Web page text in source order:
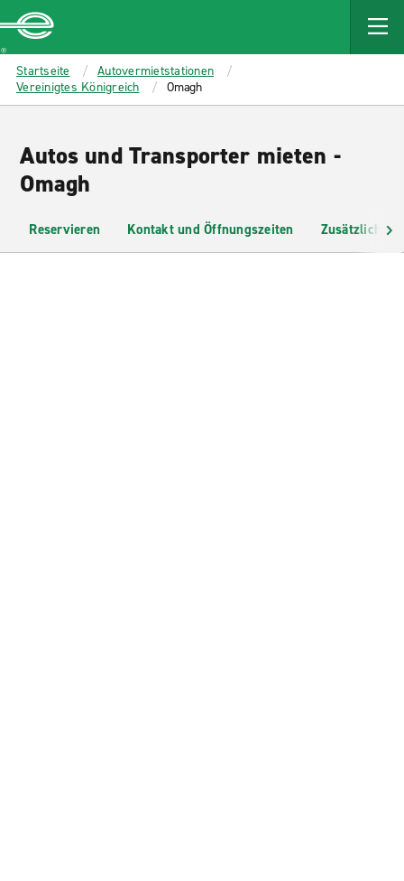
MAIN
CONTENT
Enterprise
Startseite
Autovermietstationen
Vereinigtes Königreich
Omagh
Autos und Transporter mieten -
Omagh
Reservieren Kontakt und Öffnungszeiten Zusätzliche